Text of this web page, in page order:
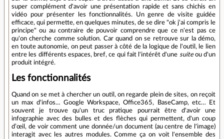
super complément d'avoir une présentation rapide et sans chichis en
vidéo pour présenter les fonctionnalités. Un genre de visite guidée
efficace, qui permette, en quelques minutes, de se dire "ok j'ai compris le
principe" ou au contraire de pouvoir comprendre que ce n'est pas ce
qu'on cherche comme solution. Car quand on se retrouve sur la démo,
en toute autonomie, on peut passer à côté de la logique de l'outil, le lien
entre les différents espaces, bref, ce qui fait l'intérêt d'une suiteou d'un
produit intégré.
Les fonctionnalités
Quand on se met à chercher un outil, on regarde plein de sites, on reçoit
un max d'infos… Google Workspace, Office365, BaseCamp, etc… Et
souvent je trouve qu'un truc pratique pourrait être d'avoir une
infographie avec des bulles et des flèches qui permettent, d'un coup
d’œil, de voir comment une donnée/un document (au centre de l'image)
interagit avec les autres modules. Comme ça on voit l'ensemble des